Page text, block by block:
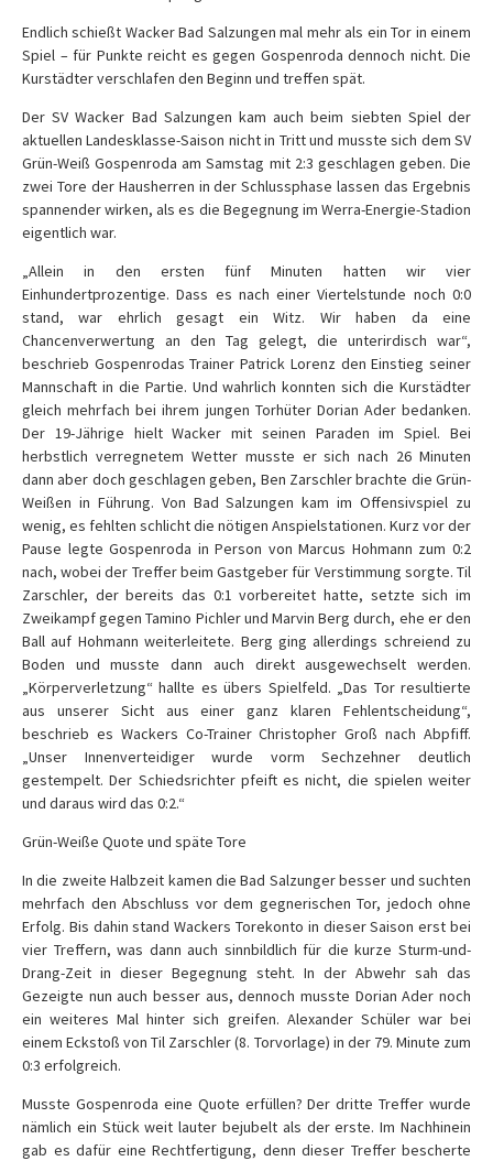
Endlich schießt Wacker Bad Salzungen mal mehr als ein Tor in einem
Spiel – für Punkte reicht es gegen Gospenroda dennoch nicht. Die
Kurstädter verschlafen den Beginn und treffen spät.
Der SV Wacker Bad Salzungen kam auch beim siebten Spiel der
aktuellen Landesklasse-Saison nicht in Tritt und musste sich dem SV
Grün-Weiß Gospenroda am Samstag mit 2:3 geschlagen geben. Die
zwei Tore der Hausherren in der Schlussphase lassen das Ergebnis
spannender wirken, als es die Begegnung im Werra-Energie-Stadion
eigentlich war.
„Allein in den ersten fünf Minuten hatten wir vier
Einhundertprozentige. Dass es nach einer Viertelstunde noch 0:0
stand, war ehrlich gesagt ein Witz. Wir haben da eine
Chancenverwertung an den Tag gelegt, die unterirdisch war“,
beschrieb Gospenrodas Trainer Patrick Lorenz den Einstieg seiner
Mannschaft in die Partie. Und wahrlich konnten sich die Kurstädter
gleich mehrfach bei ihrem jungen Torhüter Dorian Ader bedanken.
Der 19-Jährige hielt Wacker mit seinen Paraden im Spiel. Bei
herbstlich verregnetem Wetter musste er sich nach 26 Minuten
dann aber doch geschlagen geben, Ben Zarschler brachte die Grün-
Weißen in Führung. Von Bad Salzungen kam im Offensivspiel zu
wenig, es fehlten schlicht die nötigen Anspielstationen. Kurz vor der
Pause legte Gospenroda in Person von Marcus Hohmann zum 0:2
nach, wobei der Treffer beim Gastgeber für Verstimmung sorgte. Til
Zarschler, der bereits das 0:1 vorbereitet hatte, setzte sich im
Zweikampf gegen Tamino Pichler und Marvin Berg durch, ehe er den
Ball auf Hohmann weiterleitete. Berg ging allerdings schreiend zu
Boden und musste dann auch direkt ausgewechselt werden.
„Körperverletzung“ hallte es übers Spielfeld. „Das Tor resultierte
aus unserer Sicht aus einer ganz klaren Fehlentscheidung“,
beschrieb es Wackers Co-Trainer Christopher Groß nach Abpfiff.
„Unser Innenverteidiger wurde vorm Sechzehner deutlich
gestempelt. Der Schiedsrichter pfeift es nicht, die spielen weiter
und daraus wird das 0:2.“
Grün-Weiße Quote und späte Tore
In die zweite Halbzeit kamen die Bad Salzunger besser und suchten
mehrfach den Abschluss vor dem gegnerischen Tor, jedoch ohne
Erfolg. Bis dahin stand Wackers Torekonto in dieser Saison erst bei
vier Treffern, was dann auch sinnbildlich für die kurze Sturm-und-
Drang-Zeit in dieser Begegnung steht. In der Abwehr sah das
Gezeigte nun auch besser aus, dennoch musste Dorian Ader noch
ein weiteres Mal hinter sich greifen. Alexander Schüler war bei
einem Eckstoß von Til Zarschler (8. Torvorlage) in der 79. Minute zum
0:3 erfolgreich.
Musste Gospenroda eine Quote erfüllen? Der dritte Treffer wurde
nämlich ein Stück weit lauter bejubelt als der erste. Im Nachhinein
gab es dafür eine Rechtfertigung, denn dieser Treffer bescherte